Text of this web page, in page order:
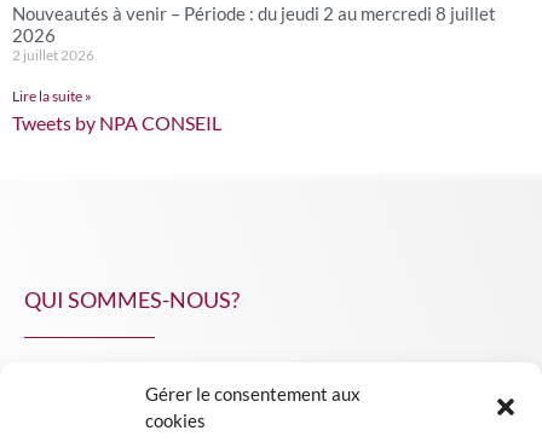
Gérer le consentement aux
cookies
Nouveautés à venir – Période : du jeudi 2 au mercredi 8 juillet
2026
2 juillet 2026
Lire la suite »
Tweets by NPA CONSEIL
QUI SOMMES-NOUS?